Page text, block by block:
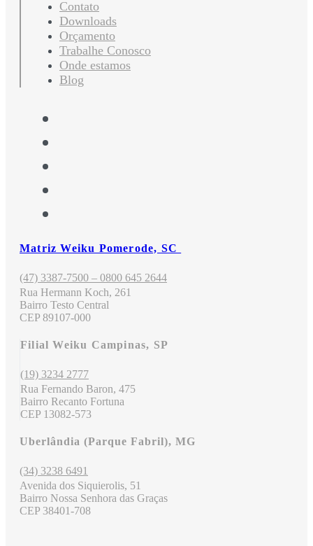
Contato
Downloads
Orçamento
Trabalhe Conosco
Onde estamos
Blog
Matriz Weiku Pomerode, SC
(47) 3387-7500 – 0800 645 2644
Rua Hermann Koch, 261
Bairro Testo Central
CEP 89107-000
Filial Weiku Campinas, SP
(19) 3234 2777
Rua Fernando Baron, 475
Bairro Recanto Fortuna
CEP 13082-573
Uberlândia (Parque Fabril), MG
(34) 3238 6491
Avenida dos Siquierolis, 51
Bairro Nossa Senhora das Graças
CEP 38401-708